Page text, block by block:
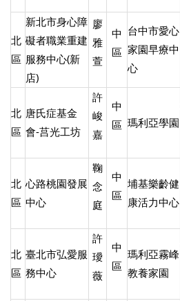
北
區
新北市身心障
礙者職業重建
服務中心(新
店)
廖
雅
萱
中
區
台中市愛心
家園早療中
心
北
區
唐氏症基金
會-莒光工坊
許
峻
嘉
中
區 瑪利亞學園
北
區
心路桃園發展
中心
鞠
念
庭
中
區
埔基樂齡健
康活力中心
北
區
臺北市弘愛服
務中心
許
璦
薇
中
區
瑪利亞霧峰
教養家園